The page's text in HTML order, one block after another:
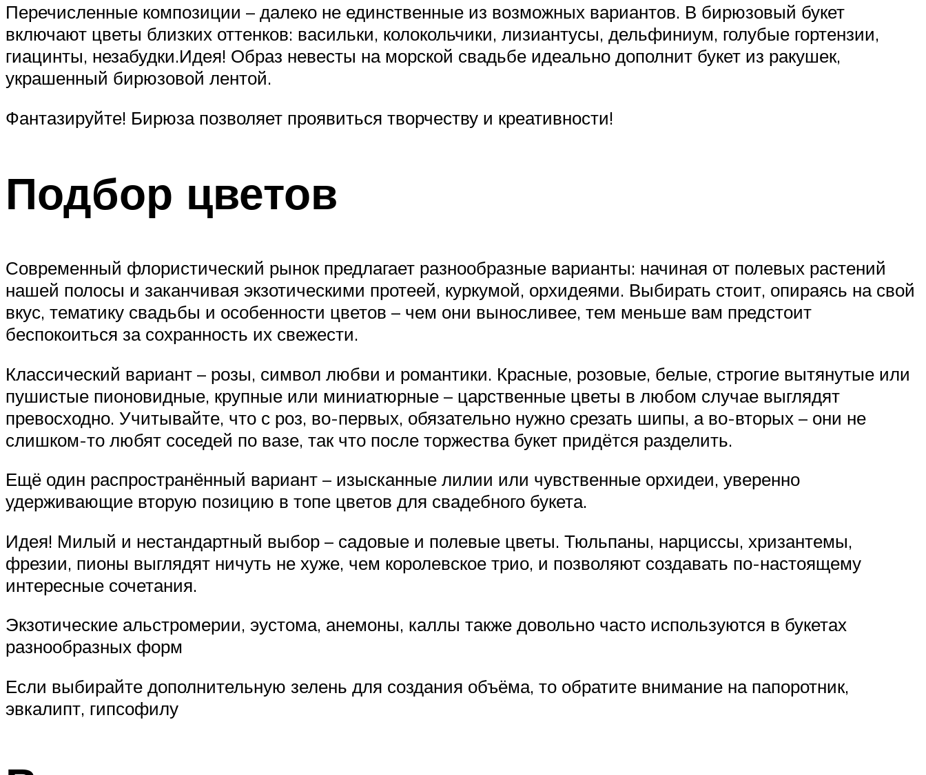
Перечисленные композиции – далеко не единственные из возможных вариантов. В бирюзовый букет
включают цветы близких оттенков: васильки, колокольчики, лизиантусы, дельфиниум, голубые гортензии,
гиацинты, незабудки.Идея! Образ невесты на морской свадьбе идеально дополнит букет из ракушек,
украшенный бирюзовой лентой.
Фантазируйте! Бирюза позволяет проявиться творчеству и креативности!
Подбор цветов
Современный флористический рынок предлагает разнообразные варианты: начиная от полевых растений
нашей полосы и заканчивая экзотическими протеей, куркумой, орхидеями. Выбирать стоит, опираясь на свой
вкус, тематику свадьбы и особенности цветов – чем они выносливее, тем меньше вам предстоит
беспокоиться за сохранность их свежести.
Классический вариант – розы, символ любви и романтики. Красные, розовые, белые, строгие вытянутые или
пушистые пионовидные, крупные или миниатюрные – царственные цветы в любом случае выглядят
превосходно. Учитывайте, что с роз, во-первых, обязательно нужно срезать шипы, а во-вторых – они не
слишком-то любят соседей по вазе, так что после торжества букет придётся разделить.
Ещё один распространённый вариант – изысканные лилии или чувственные орхидеи, уверенно
удерживающие вторую позицию в топе цветов для свадебного букета.
Идея! Милый и нестандартный выбор – садовые и полевые цветы. Тюльпаны, нарциссы, хризантемы,
фрезии, пионы выглядят ничуть не хуже, чем королевское трио, и позволяют создавать по-настоящему
интересные сочетания.
Экзотические альстромерии, эустома, анемоны, каллы также довольно часто используются в букетах
разнообразных форм
Если выбирайте дополнительную зелень для создания объёма, то обратите внимание на папоротник,
эвкалипт, гипсофилу